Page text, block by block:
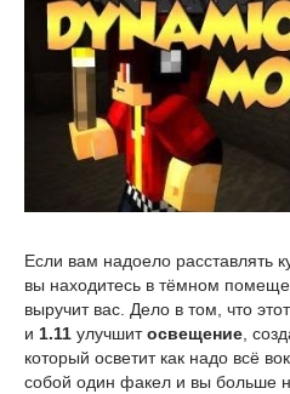
Если вам надоело расставлять
вы находитесь в тёмном
выручит вас. Дело в том, что
и 1.11 улучшитосвещение,
который осветит как надо всё
собой один факел и вы больше